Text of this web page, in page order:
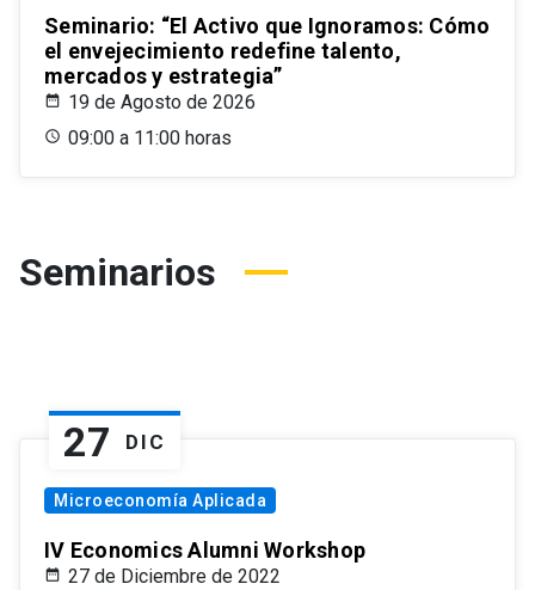
Seminario: “El Activo que Ignoramos: Cómo
el envejecimiento redefine talento,
mercados y estrategia”
19 de Agosto de 2026
09:00 a 11:00 horas
Seminarios
27 DIC
Microeconomía Aplicada
IV Economics Alumni Workshop
27 de Diciembre de 2022